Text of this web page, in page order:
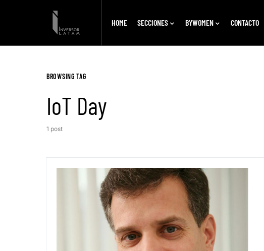
HOME SECCIONES BYWOMEN CONTACTO
BROWSING TAG
IoT Day
1 post